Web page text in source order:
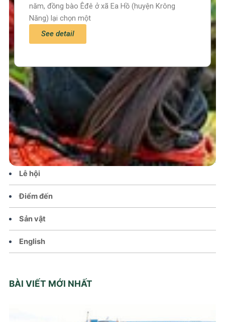
Trang chủ
Tin tức – Sự kiện
Chính sách
Văn hoá – Đời sống
Lễ hội
Điểm đến
Sản vật
English
BÀI VIẾT MỚI NHẤT
năm, đồng bào Êđê ở xã Ea Hồ (huyện Krông
Năng) lại chọn một
See detail